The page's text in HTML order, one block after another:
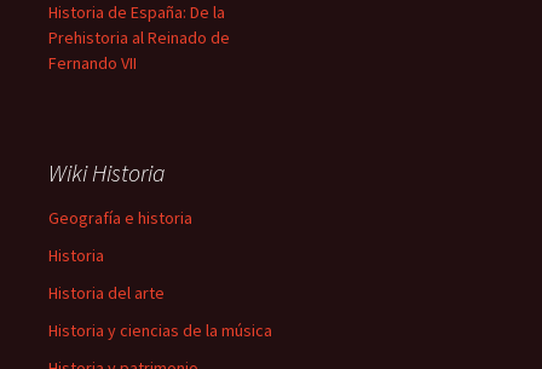
Historia de España: De la
Prehistoria al Reinado de
Fernando VII
Wiki Historia
Geografía e historia
Historia
Historia del arte
Historia y ciencias de la música